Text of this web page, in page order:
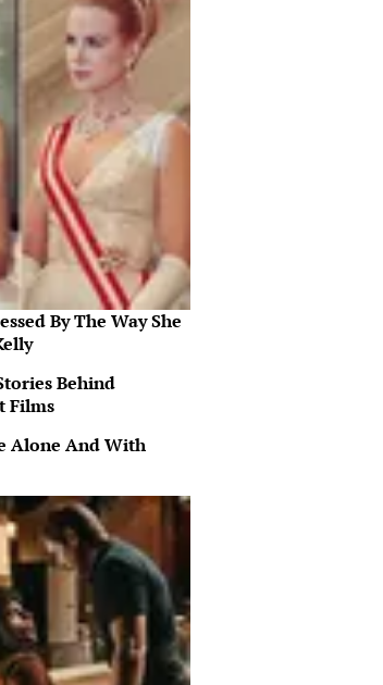
By The Way She
Behind
Films
Alone And With